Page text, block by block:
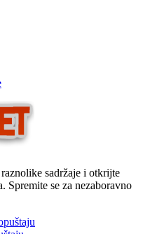
sadržaje i otkrijte
Spremite se za nezaboravno